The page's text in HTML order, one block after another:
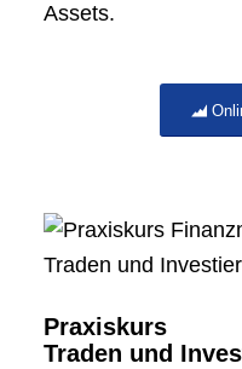
Assets.
Praxiskurs
Traden und